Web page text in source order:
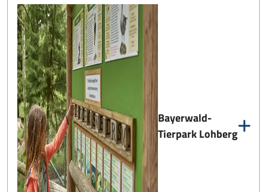
Bayerwald-
Tierpark Lohberg